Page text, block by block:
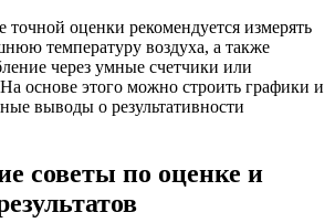
точной оценки рекомендуется измерять
температуру воздуха, а также
через умные счетчики или
основе этого можно строить графики и
выводы о результативности
советы по оценке и